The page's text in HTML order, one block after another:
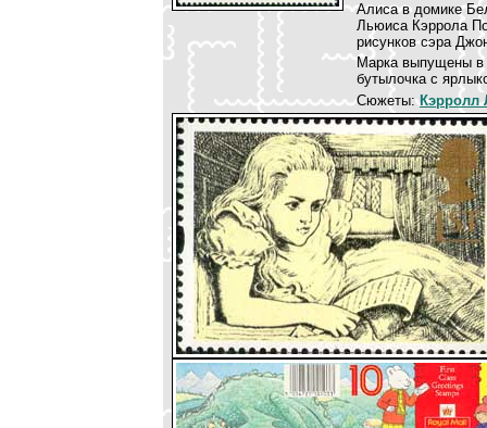
Алиса в домике
Льюиса Кэррола
рисунков сэра
Марка выпущены в
бутылочка с
Сюжеты:Кэрролл